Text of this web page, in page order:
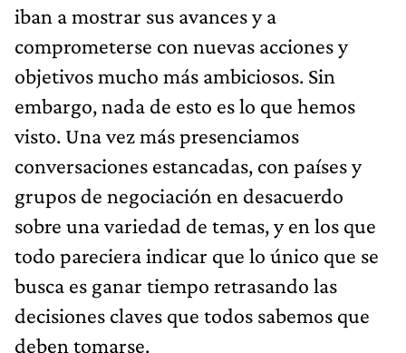
iban a mostrar sus avances y a
comprometerse con nuevas acciones y
objetivos mucho más ambiciosos. Sin
embargo, nada de esto es lo que hemos
visto. Una vez más presenciamos
conversaciones estancadas, con países y
grupos de negociación en desacuerdo
sobre una variedad de temas, y en los que
todo pareciera indicar que lo único que se
busca es ganar tiempo retrasando las
decisiones claves que todos sabemos que
deben tomarse.